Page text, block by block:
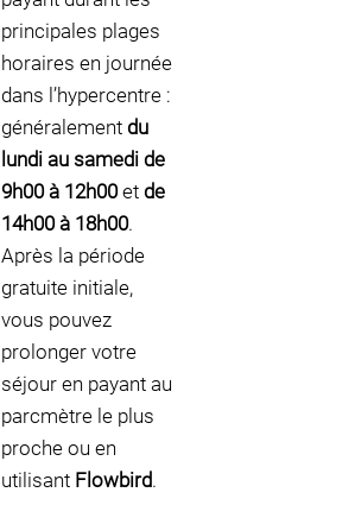
principales plages
horaires en journée
dans l’hypercentre :
généralement du
lundi au samedi de
9h00 à 12h00et de
14h00 à 18h00.
Après la période
gratuite initiale,
vous pouvez
prolonger votre
séjour en payant au
parcmètre le plus
proche ou en
utilisant Flowbird.